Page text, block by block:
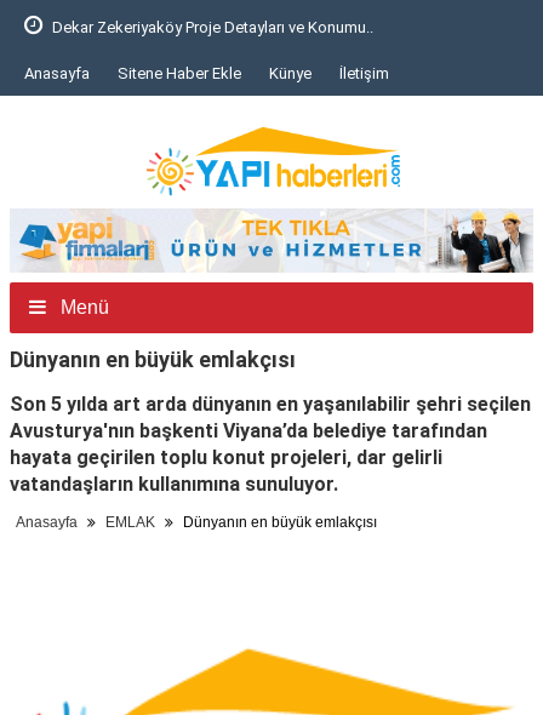
Dekar Zekeriyaköy Proje Detayları ve Konumu..
Anasayfa Sitene Haber Ekle Künye İletişim
Menü
Dünyanın en büyük emlakçısı
Son 5 yılda art arda dünyanın en yaşanılabilir şehri seçilen
Avusturya'nın başkenti Viyana’da belediye tarafından
hayata geçirilen toplu konut projeleri, dar gelirli
vatandaşların kullanımına sunuluyor.
Anasayfa EMLAK Dünyanın en büyük emlakçısı